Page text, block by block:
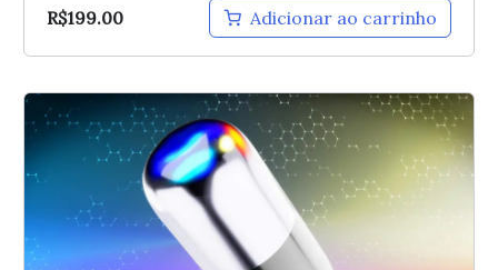
R$199.00 Adicionar ao carrinho